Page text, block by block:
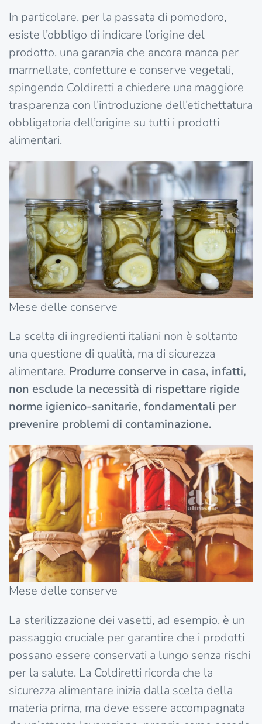
In particolare, per la passata di pomodoro,
esiste l’obbligo di indicare l’origine del
prodotto, una garanzia che ancora manca per
marmellate, confetture e conserve vegetali,
spingendo Coldiretti a chiedere una maggiore
trasparenza con l’introduzione dell’etichettatura
obbligatoria dell’origine su tutti i prodotti
alimentari.
Mese delle conserve
La scelta di ingredienti italiani non è soltanto
una questione di qualità, ma di sicurezza
alimentare. Produrre conserve in casa, infatti,
non esclude la necessità di rispettare rigide
norme igienico-sanitarie, fondamentali per
prevenire problemi di contaminazione.
Mese delle conserve
La sterilizzazione dei vasetti, ad esempio, è un
passaggio cruciale per garantire che i prodotti
possano essere conservati a lungo senza rischi
per la salute. La Coldiretti ricorda che la
sicurezza alimentare inizia dalla scelta della
materia prima, ma deve essere accompagnata